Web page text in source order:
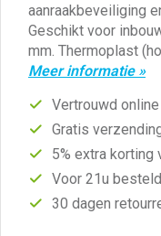
aanraakbeveiliging
Geschikt voor
mm. Thermoplast
Meer informatie »
Vertrouwd
Gratis
5% extra korting
Voor 21u
30 dagen